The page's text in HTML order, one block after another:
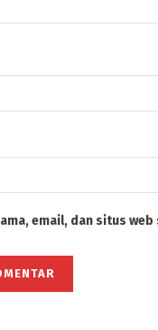
email, dan situs